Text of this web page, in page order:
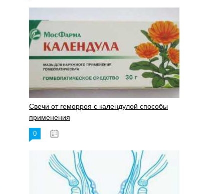
Свечи от геморроя с календулой способы
применения
0